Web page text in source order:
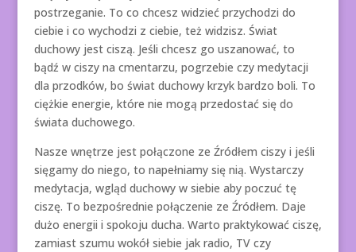
postrzeganie. To co chcesz widzieć przychodzi do
ciebie i co wychodzi z ciebie, też widzisz. Świat
duchowy jest ciszą. Jeśli chcesz go uszanować, to
bądź w ciszy na cmentarzu, pogrzebie czy medytacji
dla przodków, bo świat duchowy krzyk bardzo boli. To
ciężkie energie, które nie mogą przedostać się do
świata duchowego.
Nasze wnętrze jest połączone ze Źródłem ciszy i jeśli
sięgamy do niego, to napełniamy się nią. Wystarczy
medytacja, wgląd duchowy w siebie aby poczuć tę
ciszę. To bezpośrednie połączenie ze Źródłem. Daje
dużo energii i spokoju ducha. Warto praktykować ciszę,
zamiast szumu wokół siebie jak radio, TV czy